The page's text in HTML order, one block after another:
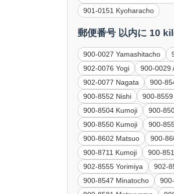
901-0151 Kyoharacho
郵便番号 以内に 10
900-0027 Yamashitacho
902-0076 Yogi
900-0029
902-0077 Nagata
900-
900-8552 Nishi
900-
900-8504 Kumoji
900-
900-8550 Kumoji
900-
900-8602 Matsuo
900-
900-8711 Kumoji
900-
902-8555 Yorimiya
902-
900-8547 Minatocho